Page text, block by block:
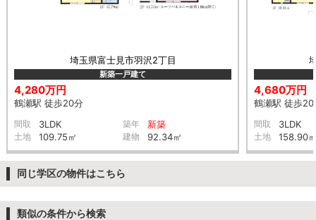
埼玉県富士見市羽沢2丁目
新築一戸建て
4,280万円
鶴瀬駅 徒歩20分
間取 3LDK 築年 新築
土地 109.75㎡ 建物 92.34㎡
4,680万円
鶴瀬駅 徒歩20
間取 3LDK
土地 158.90
同じ学区の物件はこちら
類似の条件から検索